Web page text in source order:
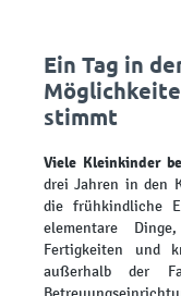
Ein Tag in
stimmt
Viele Kleinkinder
drei Jahren in den
die frühkindliche
elementare
Fertigkeiten und
außerhalb der